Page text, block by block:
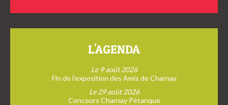
L'AGENDA
Le 9 août 2026
Fin de l’exposition des Amis de Charnay
Le 29 août 2026
Concours Charnay Pétanque